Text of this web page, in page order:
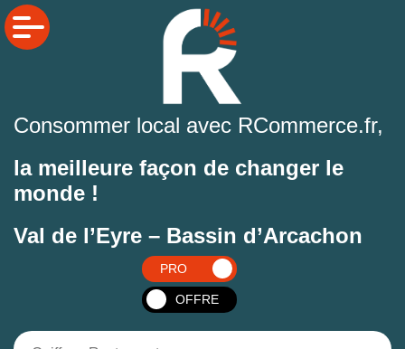
Consommer local avec RCommerce.fr,
la meilleure façon de changer le
monde !
Val de l’Eyre – Bassin d’Arcachon
PRO
OFFRE